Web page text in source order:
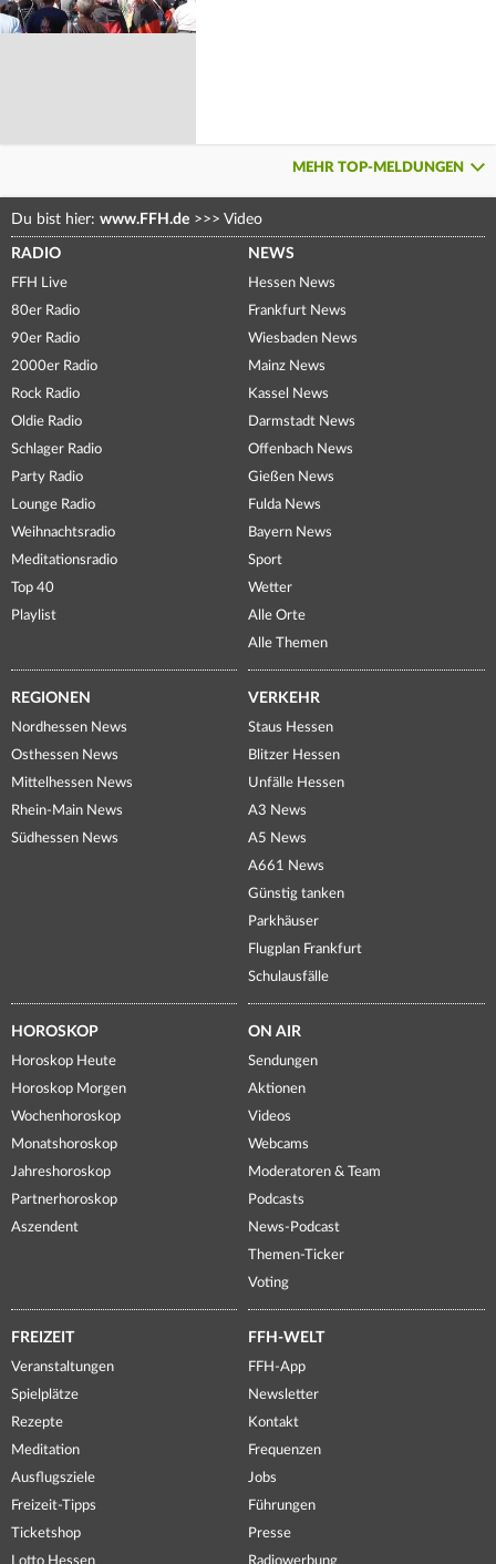
MEHR TOP-MELDUNGEN
Du bist hier: www.FFH.de >>> Video
RADIO
FFH Live
80er Radio
90er Radio
2000er Radio
Rock Radio
Oldie Radio
Schlager Radio
Party Radio
Lounge Radio
Weihnachtsradio
Meditationsradio
Top 40
Playlist
NEWS
Hessen News
Frankfurt News
Wiesbaden News
Mainz News
Kassel News
Darmstadt News
Offenbach News
Gießen News
Fulda News
Bayern News
Sport
Wetter
Alle Orte
Alle Themen
REGIONEN
Nordhessen News
Osthessen News
Mittelhessen News
Rhein-Main News
Südhessen News
VERKEHR
Staus Hessen
Blitzer Hessen
Unfälle Hessen
A3 News
A5 News
A661 News
Günstig tanken
Parkhäuser
Flugplan Frankfurt
Schulausfälle
HOROSKOP
Horoskop Heute
Horoskop Morgen
Wochenhoroskop
Monatshoroskop
Jahreshoroskop
Partnerhoroskop
Aszendent
ON AIR
Sendungen
Aktionen
Videos
Webcams
Moderatoren & Team
Podcasts
News-Podcast
Themen-Ticker
Voting
FREIZEIT
Veranstaltungen
Spielplätze
Rezepte
Meditation
Ausflugsziele
Freizeit-Tipps
Ticketshop
Lotto Hessen
FFH-WELT
FFH-App
Newsletter
Kontakt
Frequenzen
Jobs
Führungen
Presse
Radiowerbung